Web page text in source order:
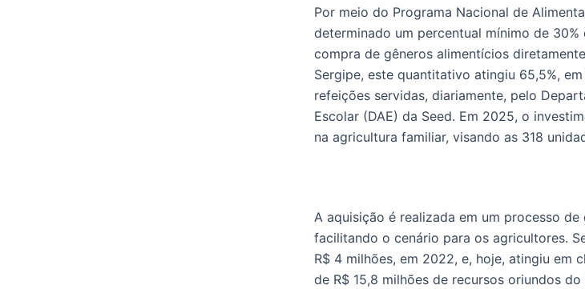
Por meio do Programa Nacional de
determinado um percentual mínimo de
compra de gêneros alimentícios
Sergipe, este quantitativo atingiu 65,5%,
refeições servidas, diariamente, pelo
Escolar (DAE) da Seed. Em 2025, o
na agricultura familiar, visando as 318
A aquisição é realizada em um processo
facilitando o cenário para os agricultores.
R$ 4 milhões, em 2022, e, hoje, atingiu em
de R$ 15,8 milhões de recursos oriundos